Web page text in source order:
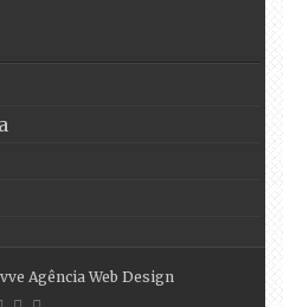
Agência Web Design